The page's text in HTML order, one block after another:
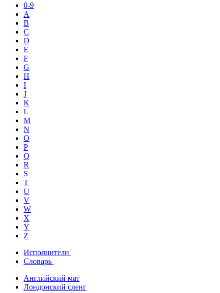
0-9
A
B
C
D
E
F
G
H
I
J
K
L
M
N
O
P
Q
R
S
T
U
V
W
X
Y
Z
Исполнители
Словарь
Английский мат
Лондонский сленг